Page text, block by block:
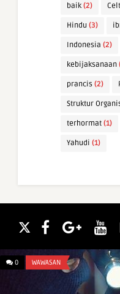
baik (2)
Hindu (3)
Indonesia (2)
kebijaksanaan
prancis (2)
Struktur
terhormat (1)
Yahudi (1)
0 WAWASAN